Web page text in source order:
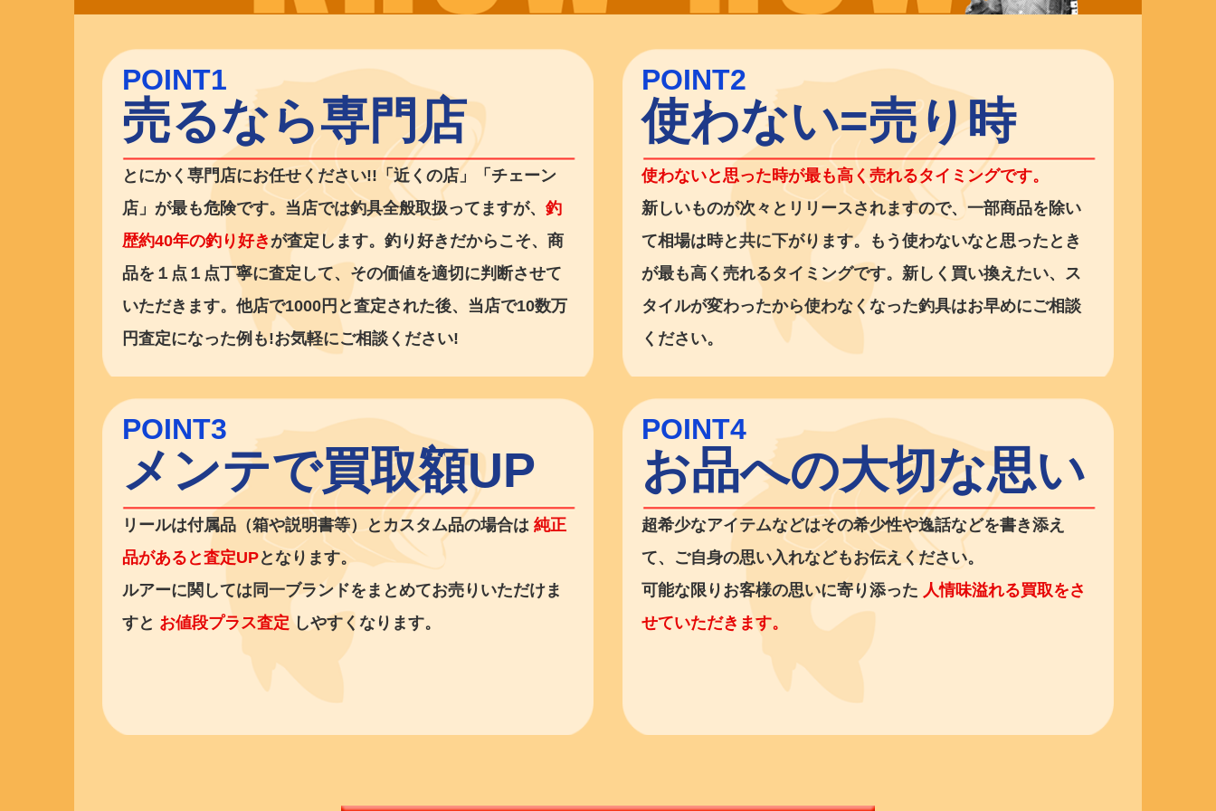
POINT1
売るなら専門店
とにかく専門店にお任せください!!「近くの店」「チェーン
店」が最も危険です。当店では釣具全般取扱ってますが、釣
歴約40年の釣り好き が査定します。釣り好きだからこそ、商
品を１点１点丁寧に査定して、その価値を適切に判断させて
いただきます。他店で1000円と査定された後、当店で10数万
円査定になった例も!お気軽にご相談ください!
POINT2
使わない=売り時
使わないと思った時が最も高く売れるタイミングです。
新しいものが次々とリリースされますので、一部商品を除い
て相場は時と共に下がります。もう使わないなと思ったとき
が最も高く売れるタイミングです。新しく買い換えたい、ス
タイルが変わったから使わなくなった釣具はお早めにご相談
ください。
POINT3
メンテで買取額UP
リールは付属品（箱や説明書等）とカスタム品の場合は 純正
品があると査定UPとなります。
ルアーに関しては同一ブランドをまとめてお売りいただけま
すと お値段プラス査定 しやすくなります。
POINT4
お品への大切な思い
超希少なアイテムなどはその希少性や逸話などを書き添え
て、ご自身の思い入れなどもお伝えください。
可能な限りお客様の思いに寄り添った 人情味溢れる買取をさ
せていただきます。